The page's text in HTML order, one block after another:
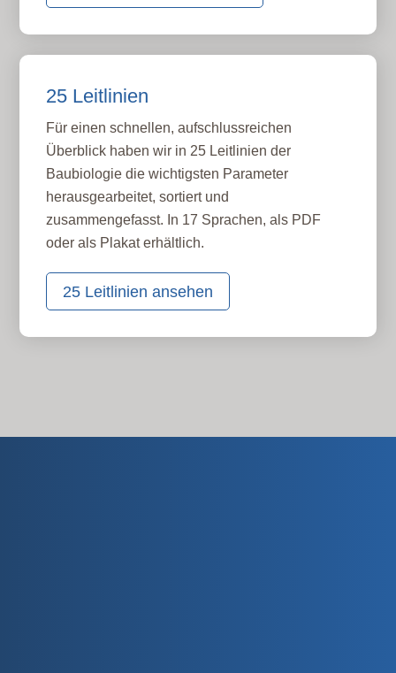
25 Leitlinien
Für einen schnellen, aufschlussreichen
Überblick haben wir in 25 Leitlinien der
Baubiologie die wichtigsten Parameter
herausgearbeitet, sortiert und
zusammengefasst. In 17 Sprachen, als PDF
oder als Plakat erhältlich.
25 Leitlinien ansehen